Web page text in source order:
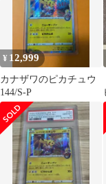
¥ 12,999
カナザワのピカチュウ
144/S-P